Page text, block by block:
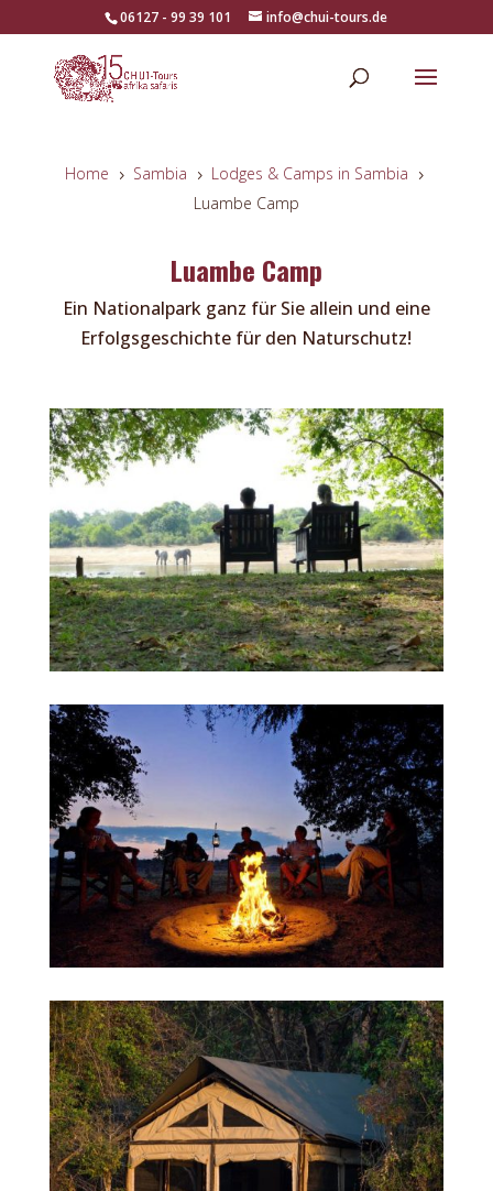
06127 - 99 39 101 info@chui-tours.de
Home 5 Sambia 5 Lodges & Camps in Sambia 5
Luambe Camp
Luambe Camp
Ein Nationalpark ganz für Sie allein und eine
Erfolgsgeschichte für den Naturschutz!